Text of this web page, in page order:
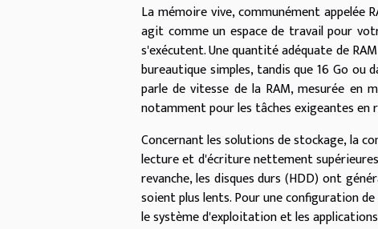
La mémoire vive, communément appelée
agit comme un espace de travail pour
s'exécutent. Une quantité adéquate de
bureautique simples, tandis que 16 Go ou
parle de vitesse de la RAM, mesurée en
notamment pour les tâches exigeantes en
Concernant les solutions de stockage, la
lecture et d'écriture nettement
revanche, les disques durs (HDD) ont
soient plus lents. Pour une configuration
le système d'exploitation et les